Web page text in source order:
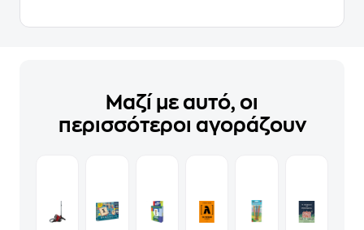
Μαζί με αυτό, οι
περισσότεροι αγοράζουν